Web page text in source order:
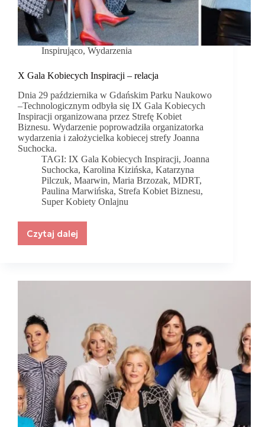
Inspirująco, Wydarzenia
X Gala Kobiecych Inspiracji – relacja
Dnia 29 października w Gdańskim Parku Naukowo
–Technologicznym odbyła się IX Gala Kobiecych
Inspiracji organizowana przez Strefę Kobiet
Biznesu. Wydarzenie poprowadziła organizatorka
wydarzenia i założycielka kobiecej strefy Joanna
Suchocka.
TAGI: IX Gala Kobiecych Inspiracji,Joanna
Suchocka, Karolina Kizińska, Katarzyna
Pilczuk, Maarwin, Maria Brzozak, MDRT,
Paulina Marwińska, Strefa Kobiet Biznesu,
Super Kobiety Onlajnu
Czytaj dalej
X
–